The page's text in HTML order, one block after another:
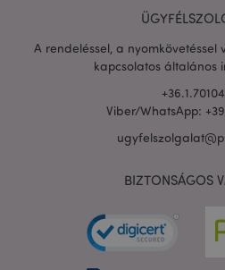
A rendeléssel, a
kapcsolatos általános
Viber/WhatsApp:
BIZTONSÁGOS
adatvédelmi szabályzatát